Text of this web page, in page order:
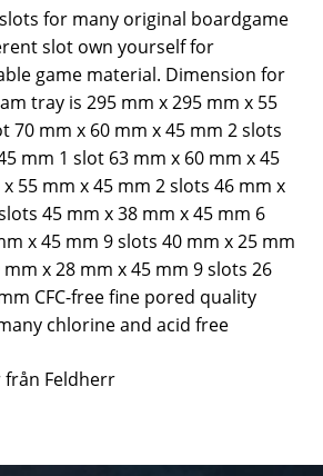
for many original boardgame
slot own yourself for
game material. Dimension for
tray is 295 mm x 295 mm x 55
70 mm x 60 mm x 45 mm 2 slots
mm 1 slot 63 mm x 60 mm x 45
55 mm x 45 mm 2 slots 46 mm x
45 mm x 38 mm x 45 mm 6
x 45 mm 9 slots 40 mm x 25 mm
x 28 mm x 45 mm 9 slots 26
CFC-free fine pored quality
chlorine and acid free
Feldherr